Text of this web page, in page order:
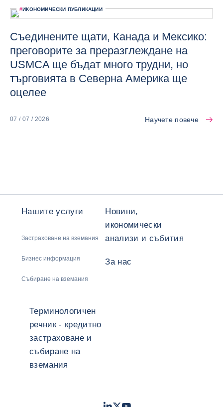
#ИКОНОМИЧЕСКИ ПУБЛИКАЦИИ
Съединените щати, Канада и Мексико:
преговорите за преразглеждане на
USMCA ще бъдат много трудни, но
търговията в Северна Америка ще
оцелее
07 / 07 / 2026 Научете повече
Нашите услуги
Застраховане на вземания
Бизнес информация
Събиране на вземания
Новини,
икономически
анализи и събития
За нас
Терминологичен
речник - кредитно
застраховане и
събиране на
вземания
LinkedIn
TwitterYoutube